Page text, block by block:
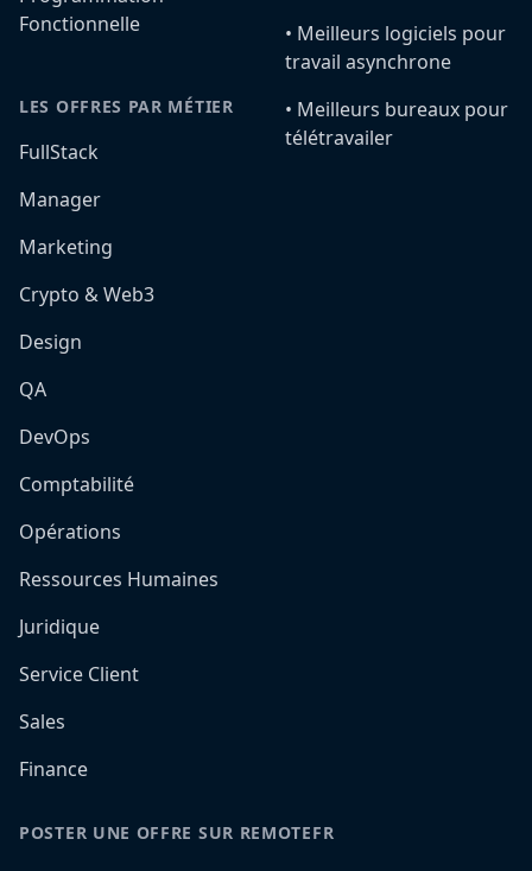
Fonctionnelle
LES OFFRES PAR MÉTIER
FullStack
Manager
Marketing
Crypto & Web3
Design
QA
DevOps
Comptabilité
Opérations
Ressources Humaines
Juridique
Service Client
Sales
Finance
•️ Meilleurs logiciels pour
travail asynchrone
•️ Meilleurs bureaux pour
télétravailer
POSTER UNE OFFRE SUR REMOTEFR